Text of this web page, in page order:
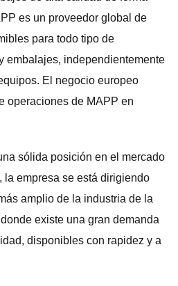
es un proveedor global de
para todo tipo de
embalajes, independientemente
El negocio europeo
operaciones de MAPP en
sólida posición en el mercado
la empresa se está dirigiendo
amplio de la industria de la
existe una gran demanda
disponibles con rapidez y a